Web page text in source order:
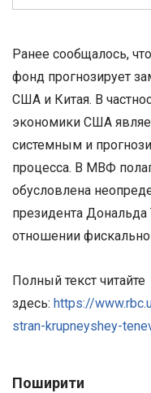
Ранее сообщалось,
фонд прогнозирует
США и Китая. В
экономики США
системным и
процесса. В МВФ
обусловлена
президента
отношении
Полный текст читайте
здесь: https://
stran-krupneyshey-
Поширити